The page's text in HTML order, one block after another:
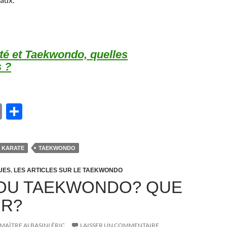
et Taekwondo, quelles
?
E
ail ta
g
er
KARATE TAEKWONDO
, LES ARTICLES SUR LE TAEKWONDO
TAEKWONDO? QUE
MAÎTRE ALBASINI ÉRIC LAISSER UN COMMENTAIRE